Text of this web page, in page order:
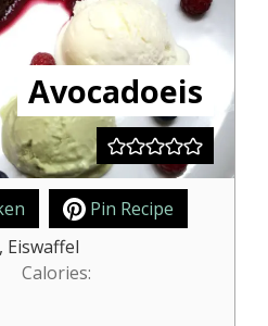
Avocadoeis
Pin Recipe
Eiswaffel
Calories: